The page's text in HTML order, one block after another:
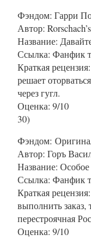
Фэндом: Гарри
Автор:
Название:
Ссылка: Фанфик
Краткая
решает
через гугл.
Оценка: 9/10
30)
Фэндом:
Автор: Горъ
Название: Особое
Ссылка: Фанфик
Краткая
выполнить заказ,
перестроячная
Оценка: 9/10